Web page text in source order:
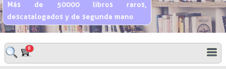
Más de 50000 libros raros,
descatalogados y de segunda mano
0